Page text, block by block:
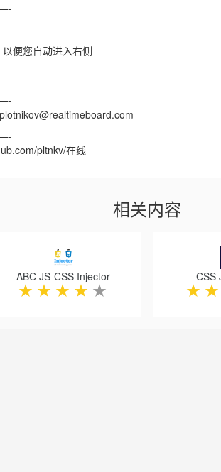
便您自动进入右侧
pltnkv/在线
相关内容
ABC JS-CSS Injector
★ ★ ★ ★ ★
CSS
★ ★